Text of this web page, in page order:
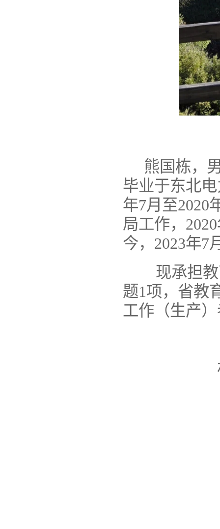
熊国栋，
毕业于东北
年7月至2020
局工作， 2020
今， 2023年7
现承担
题1项，省教
工作（生产